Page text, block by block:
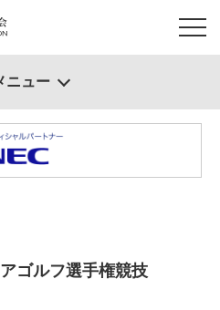
ゴルフ選手権競技
ニュー